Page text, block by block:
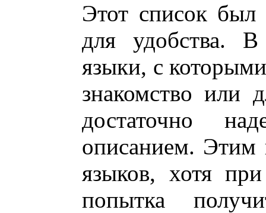
Этот список был
для удобства.
языки, с
знакомство или
достаточно
описанием. Этим
языков, хотя
попытка